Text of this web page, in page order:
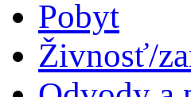
Pobyt
Živnosť/